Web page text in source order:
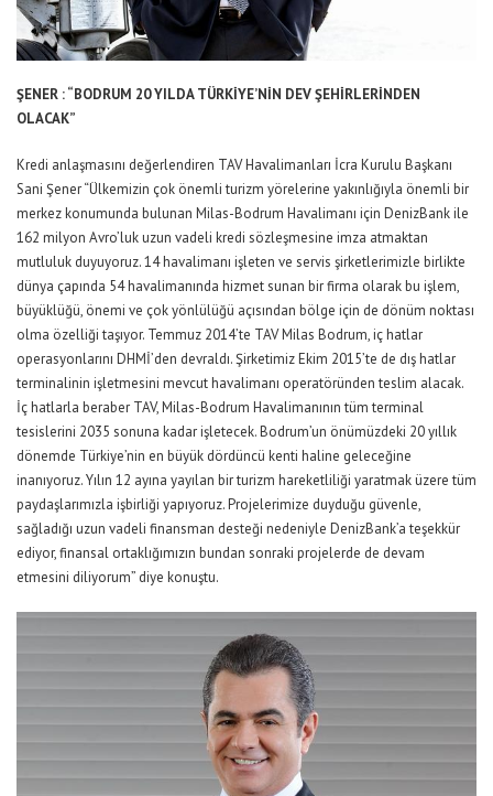
ŞENER : “BODRUM 20 YILDA TÜRKİYE’NİN DEV ŞEHİRLERİNDEN
OLACAK”
Kredi anlaşmasını değerlendiren TAV Havalimanları İcra Kurulu Başkanı
Sani Şener “Ülkemizin çok önemli turizm yörelerine yakınlığıyla önemli bir
merkez konumunda bulunan Milas-Bodrum Havalimanı için DenizBank ile
162 milyon Avro’luk uzun vadeli kredi sözleşmesine imza atmaktan
mutluluk duyuyoruz. 14 havalimanı işleten ve servis şirketlerimizle birlikte
dünya çapında 54 havalimanında hizmet sunan bir firma olarak bu işlem,
büyüklüğü, önemi ve çok yönlülüğü açısından bölge için de dönüm noktası
olma özelliği taşıyor. Temmuz 2014’te TAV Milas Bodrum, iç hatlar
operasyonlarını DHMİ’den devraldı. Şirketimiz Ekim 2015’te de dış hatlar
terminalinin işletmesini mevcut havalimanı operatöründen teslim alacak.
İç hatlarla beraber TAV, Milas-Bodrum Havalimanının tüm terminal
tesislerini 2035 sonuna kadar işletecek. Bodrum’un önümüzdeki 20 yıllık
dönemde Türkiye’nin en büyük dördüncü kenti haline geleceğine
inanıyoruz. Yılın 12 ayına yayılan bir turizm hareketliliği yaratmak üzere tüm
paydaşlarımızla işbirliği yapıyoruz. Projelerimize duyduğu güvenle,
sağladığı uzun vadeli finansman desteği nedeniyle DenizBank’a teşekkür
ediyor, finansal ortaklığımızın bundan sonraki projelerde de devam
etmesini diliyorum” diye konuştu.